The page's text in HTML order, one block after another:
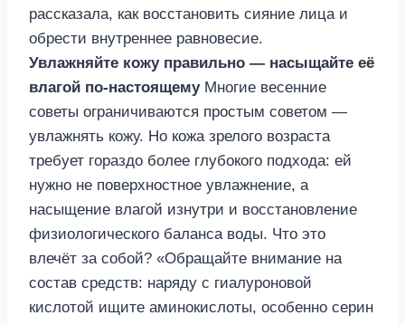
рассказала, как восстановить сияние лица и
обрести внутреннее равновесие.
Увлажняйте кожу правильно — насыщайте её
влагой по-настоящемуМногие весенние
советы ограничиваются простым советом —
увлажнять кожу. Но кожа зрелого возраста
требует гораздо более глубокого подхода: ей
нужно не поверхностное увлажнение, а
насыщение влагой изнутри и восстановление
физиологического баланса воды. Что это
влечёт за собой? «Обращайте внимание на
состав средств: наряду с гиалуроновой
кислотой ищите аминокислоты, особенно серин